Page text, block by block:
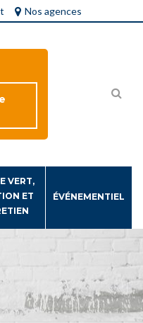
Nos agences
VERT,
ET
ÉVÉNEMENTIEL